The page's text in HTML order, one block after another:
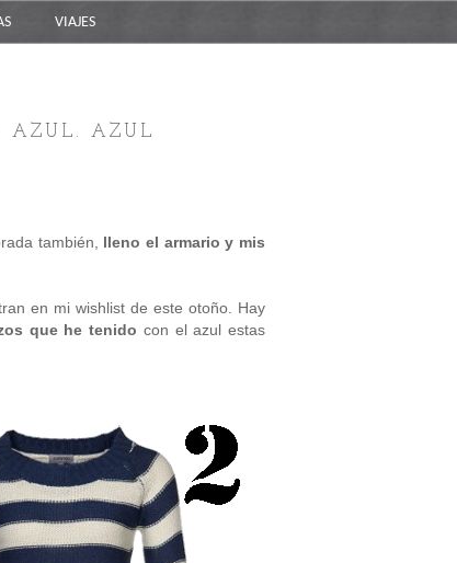
VIAJES
AZUL. AZUL
también, lleno el armario y mis
en mi wishlist de este otoño. Hay
que he tenido con el azul estas